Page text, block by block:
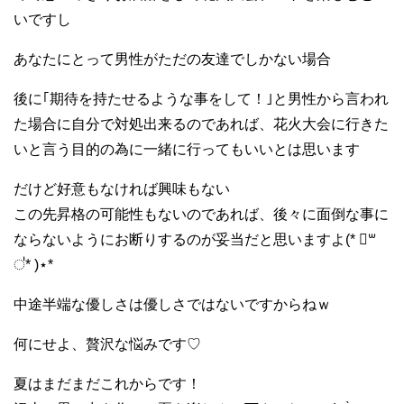
いですし
あなたにとって男性がただの友達でしかない場合
後に｢期待を持たせるような事をして！｣と男性から言われ
た場合に自分で対処出来るのであれば、花火大会に行きた
いと言う目的の為に一緒に行ってもいいとは思います
だけど好意もなければ興味もない
この先昇格の可能性もないのであれば、後々に面倒な事に
ならないようにお断りするのが妥当だと思いますよ(* ॑꒳
॑* )⋆*
中途半端な優しさは優しさではないですからねｗ
何にせよ、贅沢な悩みです♡
夏はまだまだこれからです！